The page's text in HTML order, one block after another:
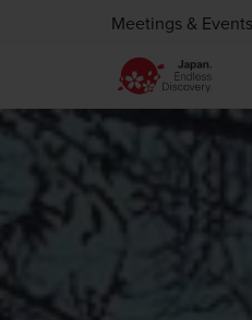
Meetings & Events